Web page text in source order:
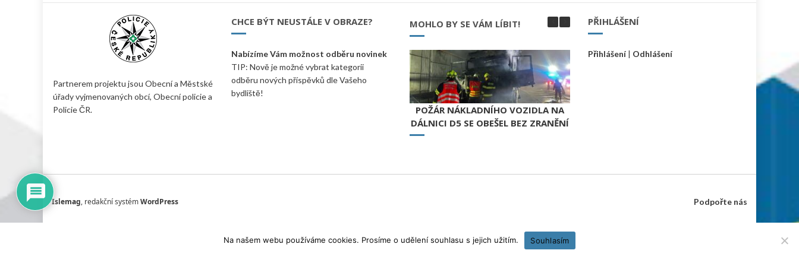
Partnerem projektu jsou Obecní a Městské
úřady vyjmenovaných obcí, Obecní policie a
Policie ČR.
CHCE BÝT NEUSTÁLE V OBRAZE?
Nabízíme Vám možnost odběru novinek
TIP: Nově je možné vybrat kategorii
odběru nových příspěvků dle Vašeho
bydliště!
MOHLO BY SE VÁM LÍBIT!
POŽÁR NÁKLADNÍHO VOZIDLA NA
DÁLNICI D5 SE OBEŠEL BEZ ZRANĚNÍ
PŘIHLÁŠENÍ
Přihlášení | Odhlášení
Podpořte nás
Islemag, redakční systémWordPress
Na našem webu používáme cookies. Prosíme o udělení souhlasu s jejich užitím. Souhlasím